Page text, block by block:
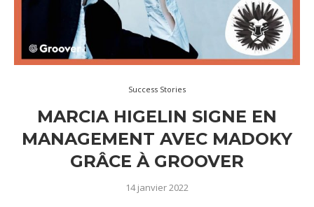
Success Stories
MARCIA HIGELIN SIGNE EN
MANAGEMENT AVEC MADOKY
GRÂCE À GROOVER
14 janvier 2022